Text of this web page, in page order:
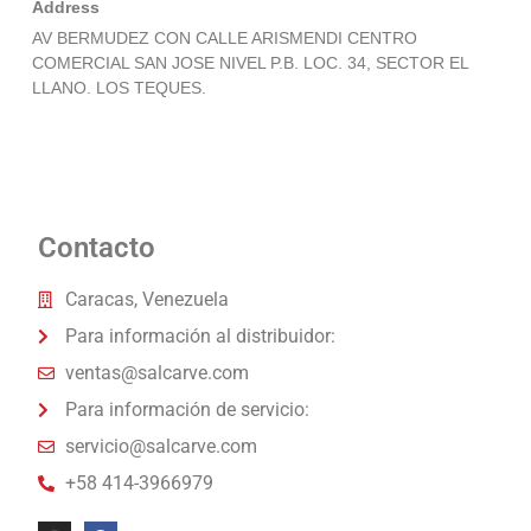
Address
AV BERMUDEZ CON CALLE ARISMENDI CENTRO
COMERCIAL SAN JOSE NIVEL P.B. LOC. 34, SECTOR EL
LLANO. LOS TEQUES.
Contacto
Caracas, Venezuela
Para información al distribuidor:
ventas@salcarve.com
Para información de servicio:
servicio@salcarve.com
+58 414-3966979